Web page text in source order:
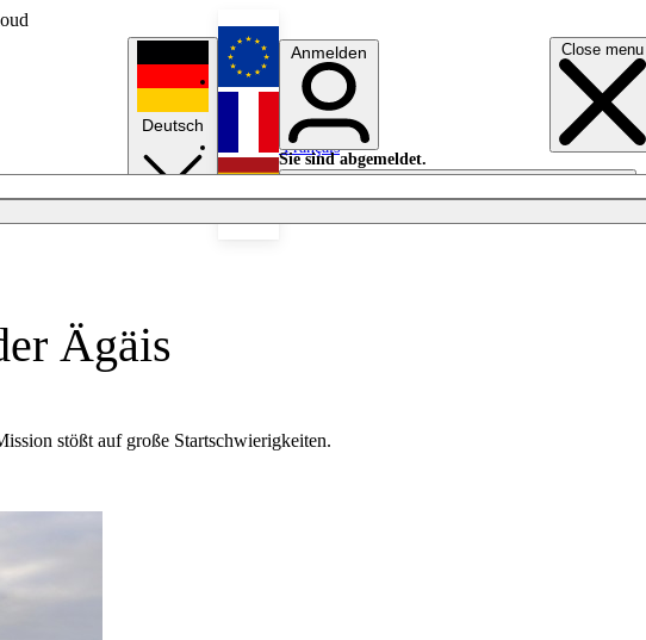
Close menu
Deutsch
English
Français
Anmelden
Sie sind abgemeldet.
Anmelden
Licht aus
Ägäis
stößt auf große Startschwierigkeiten.